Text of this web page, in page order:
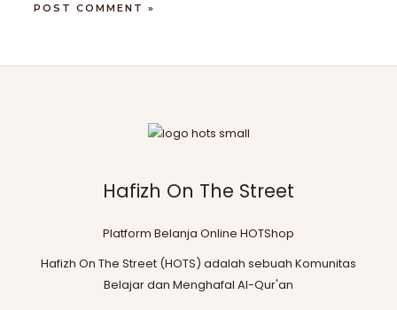
Hafizh On The Street
Platform Belanja Online HOTShop
Hafizh On The Street (HOTS) adalah sebuah Komunitas
Belajar dan Menghafal Al-Qur'an